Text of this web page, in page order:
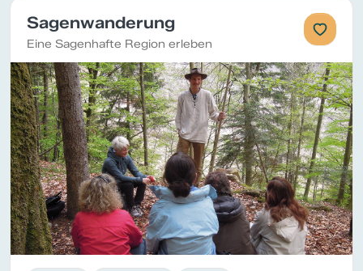
Sagenwanderung
Eine Sagenhafte Region erleben